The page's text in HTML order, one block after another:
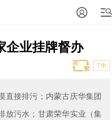
企业挂牌督办
T中
直接排污；内蒙古庆华集团
放污水；甘肃荣华实业（集